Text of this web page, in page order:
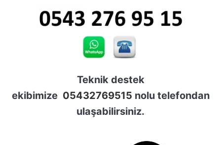
Teknik destek
ekibimize 05432769515 nolu telefondan
ulaşabilirsiniz.